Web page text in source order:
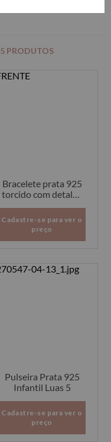
5 PRODUTOS
Bracelete prata 925
torcido com detalhe
Cadastre-se para ver o
preço
Pulseira Prata 925
Infantil Luas 5
Cadastre-se para ver o
preço